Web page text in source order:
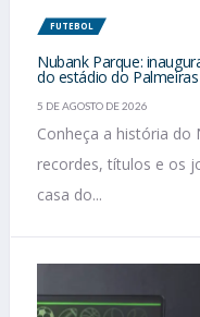
FUTEBOL
Nubank Parque:
do estádio do Palmeiras
5 DE AGOSTO DE 2026
Conheça a história do
recordes, títulos e os
casa do...